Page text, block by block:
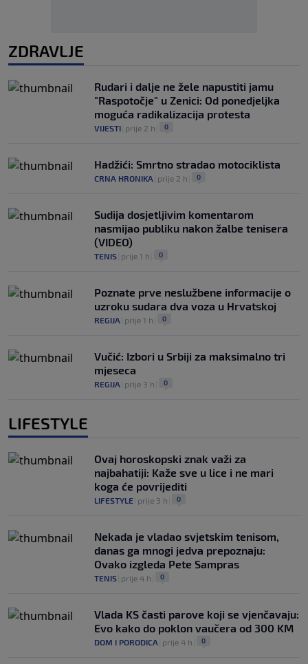
ZDRAVLJE
Rudari i dalje ne žele napustiti jamu
"Raspotočje" u Zenici: Od ponedjeljka
moguća radikalizacija protesta
VIJESTI prije 2 h 0
Hadžići: Smrtno stradao motociklista
CRNA HRONIKA prije 2 h 0
Sudija dosjetljivim komentarom
nasmijao publiku nakon žalbe tenisera
(VIDEO)
TENIS prije 1 h 0
Poznate prve neslužbene informacije o
uzroku sudara dva voza u Hrvatskoj
REGIJA prije 1 h 0
Vučić: Izbori u Srbiji za maksimalno tri
mjeseca
REGIJA prije 3 h 0
LIFESTYLE
Ovaj horoskopski znak važi za
najbahatiji: Kaže sve u lice i ne mari
koga će povrijediti
LIFESTYLE prije 3 h 0
Nekada je vladao svjetskim tenisom,
danas ga mnogi jedva prepoznaju:
Ovako izgleda Pete Sampras
TENIS prije 4 h 0
Vlada KS časti parove koji se vjenčavaju:
Evo kako do poklon vaučera od 300 KM
DOM I PORODICA prije 4 h 0